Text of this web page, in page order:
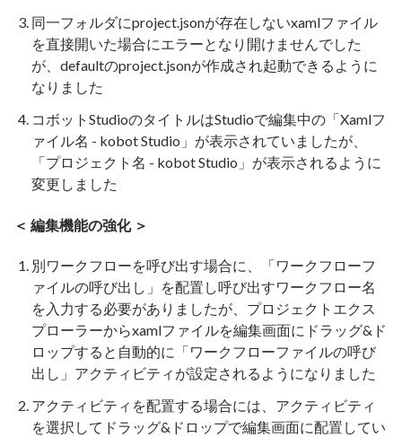
同一フォルダにproject.jsonが存在しないxamlファイル
を直接開いた場合にエラーとなり開けませんでした
が、defaultのproject.jsonが作成され起動できるように
なりました
コボットStudioのタイトルはStudioで編集中の「Xamlフ
ァイル名 - kobot Studio」が表示されていましたが、
「プロジェクト名 - kobot Studio」が表示されるように
変更しました
＜ 編集機能の強化 ＞
別ワークフローを呼び出す場合に、「ワークフローフ
ァイルの呼び出し」を配置し呼び出すワークフロー名
を入力する必要がありましたが、プロジェクトエクス
プローラーからxamlファイルを編集画面にドラッグ&ド
ロップすると自動的に「ワークフローファイルの呼び
出し」アクティビティが設定されるようになりました
アクティビティを配置する場合には、アクティビティ
を選択してドラッグ&ドロップで編集画面に配置してい